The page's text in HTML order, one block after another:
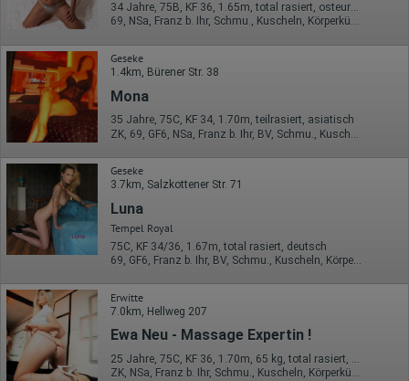
34 Jahre, 75B, KF 36, 1.65m, total rasiert, osteuropäisch
69, NSa, Franz b. Ihr, Schmu., Kuscheln, Körperküs., Baden / Duschen, Strip
Geseke
1.4km, Bürener Str. 38
Mona
35 Jahre, 75C, KF 34, 1.70m, teilrasiert, asiatisch
Geseke
3.7km, Salzkottener Str. 71
Luna
Tempel Royal
75C, KF 34/36, 1.67m, total rasiert, deutsch
69, GF6, Franz b. Ihr, BV, Schmu., Kuscheln, Körperküs., DSa
Erwitte
7.0km, Hellweg 207
Ewa Neu - Massage Expertin !
25 Jahre, 75C, KF 36, 1.70m, 65 kg, total rasiert, osteuropäisch
ZK, NSa, Franz b. Ihr, Schmu., Kuscheln, Körperküs., DSa, DSp